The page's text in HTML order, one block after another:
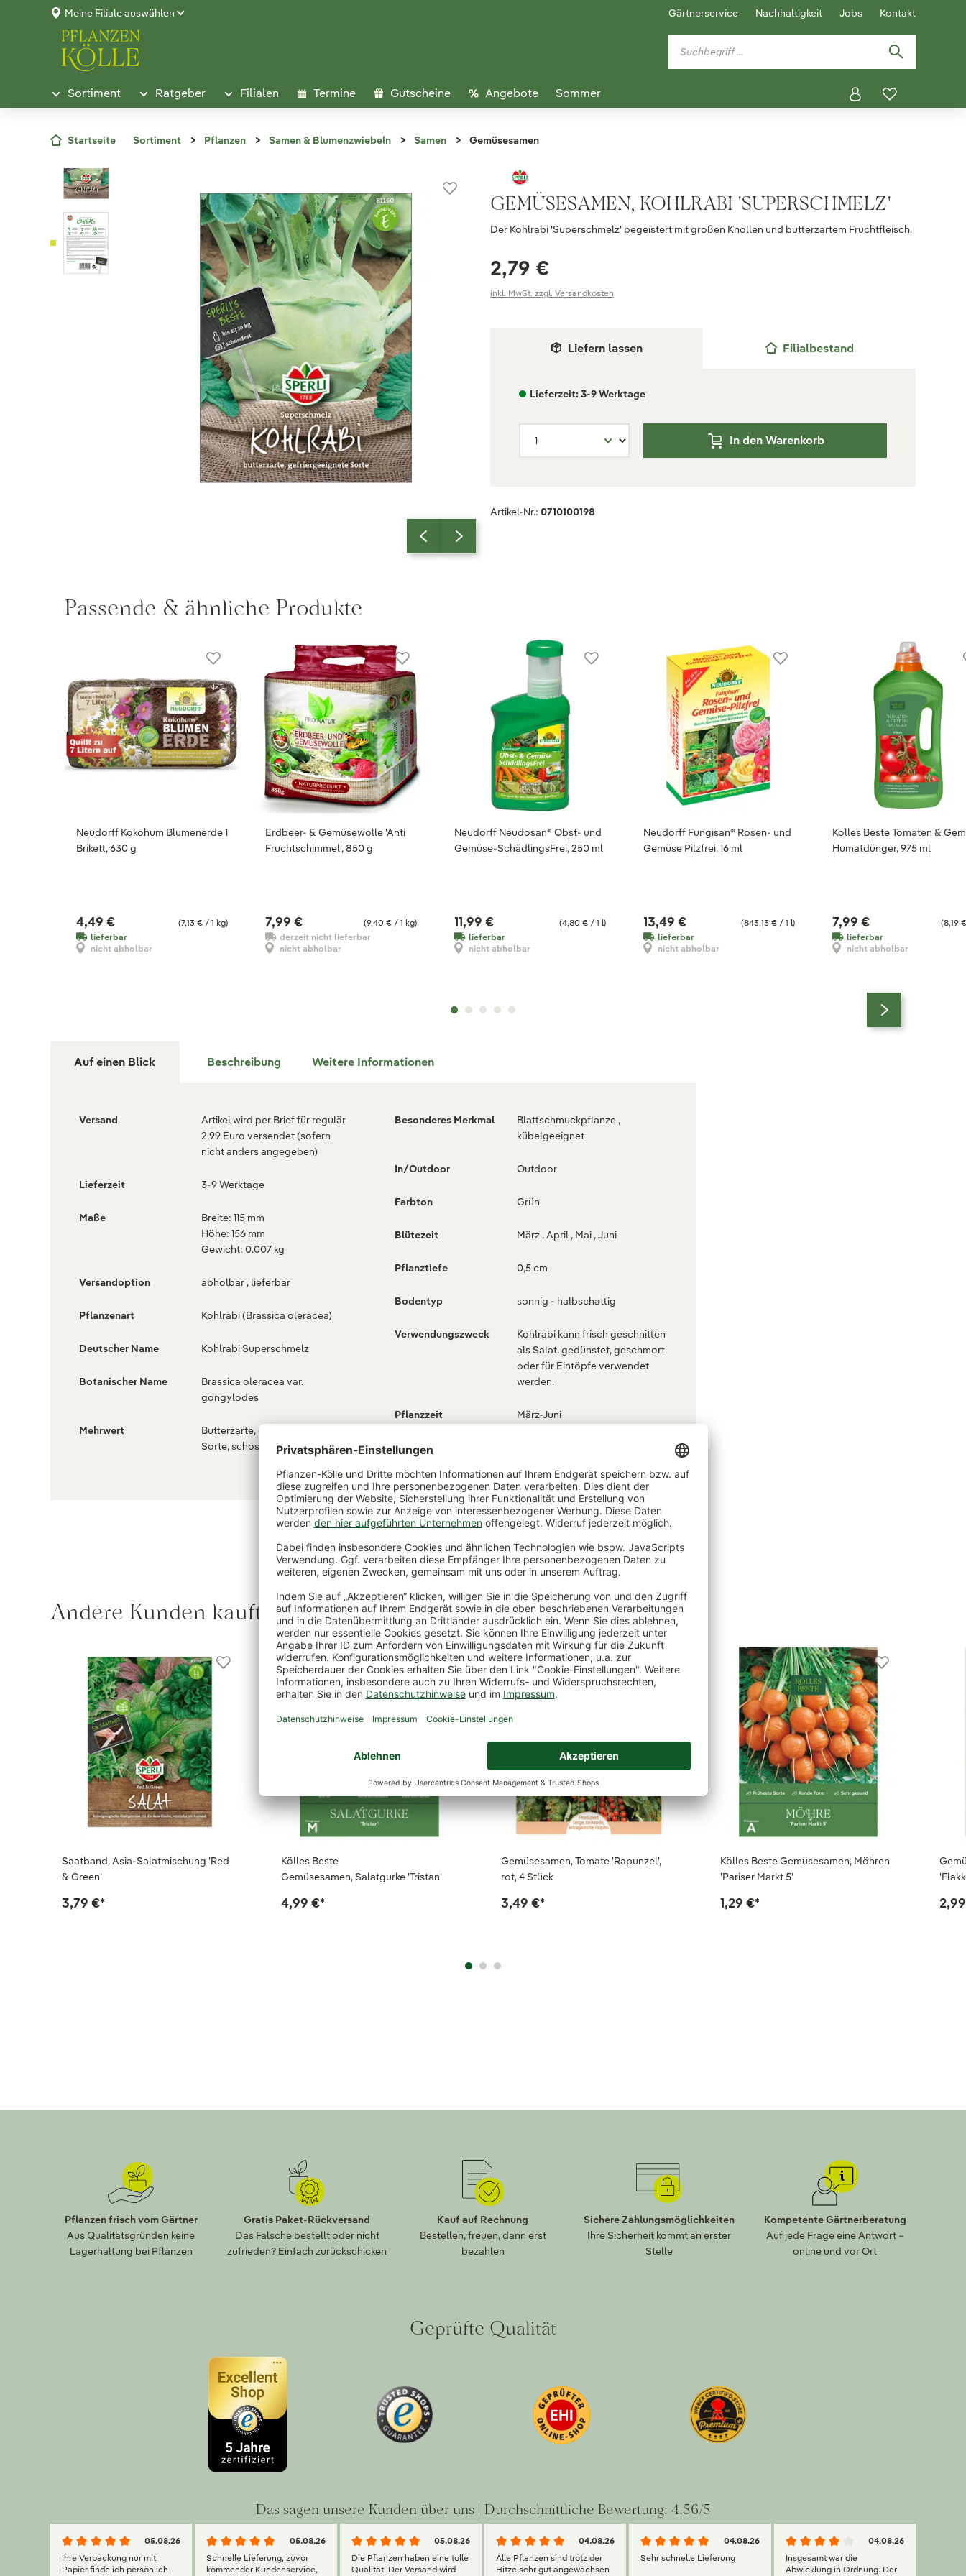
Meine Filiale auswählen Gärtnerservice Nachhaltigkeit Jobs Kontakt
Sortiment Ratgeber Filialen Termine Gutscheine Angebote Sommer
Startseite Sortiment Pflanzen Samen & Blumenzwiebeln Samen Gemüsesamen
GEMÜSESAMEN, KOHLRABI 'SUPERSCHMELZ'
Der Kohlrabi 'Superschmelz' begeistert mit großen Knollen und butterzartem Fruchtfleisch.
2,79 €
inkl. MwSt. zzgl. Versandkosten
Liefern lassen Filialbestand
Lieferzeit: 3-9 Werktage
In den Warenkorb
Artikel-Nr.: 0710100198
Passende & ähnliche Produkte
Neudorff Kokohum Blumenerde 1
Brikett, 630 g
(7,13 € / 1 kg)
4,49 €
lieferbar
nicht abholbar
Erdbeer- & Gemüsewolle 'Anti
Fruchtschimmel', 850 g
(9,40 € / 1 kg)
7,99 €
derzeit nicht lieferbar
nicht abholbar
Neudorff Neudosan® Obst- und
Gemüse-SchädlingsFrei, 250 ml
(4,80 € / 1 l)
11,99 €
lieferbar
nicht abholbar
Neudorff Fungisan® Rosen- und
Gemüse Pilzfrei, 16 ml
(843,13 € / 1 l)
13,49 €
lieferbar
nicht abholbar
Kölles Beste Tomaten &
Humatdünger, 975 ml
(8,19
7,99 €
lieferbar
nicht abholbar
Auf einen Blick Beschreibung Weitere Informationen
Versand
Artikel wird per Brief für regulär
2,99 Euro versendet (sofern
nicht anders angegeben)
Lieferzeit 3-9 Werktage
Maße
Breite: 115 mm
Höhe: 156 mm
Gewicht: 0.007 kg
Versandoption abholbar , lieferbar
Pflanzenart Kohlrabi (Brassica oleracea)
Deutscher Name Kohlrabi Superschmelz
Botanischer Name
Brassica oleracea var.
gongylodes
Mehrwert
Butterzarte, gefriergeeignete
Sorte, schossfest, bis zu 10 kg
Besonderes Merkmal
Blattschmuckpflanze ,
kübelgeeignet
In/Outdoor Outdoor
Farbton Grün
Blütezeit März , April , Mai , Juni
Pflanztiefe 0,5 cm
Bodentyp sonnig - halbschattig
Verwendungszweck
Kohlrabi kann frisch geschnitten
als Salat, gedünstet, geschmort
oder für Eintöpfe verwendet
werden.
Pflanzzeit März-Juni
Erntezeit
Andere Kunden kauften auch
Saatband, Asia-Salatmischung 'Red
& Green'
3,79 €*
Kölles Beste
Gemüsesamen, Salatgurke 'Tristan'
4,99 €*
Gemüsesamen, Tomate 'Rapunzel',
rot, 4 Stück
3,49 €*
Kölles Beste Gemüsesamen, Möhren
'Pariser Markt 5'
1,29 €*
Pflanzen frisch vom Gärtner
Aus Qualitätsgründen keine
Lagerhaltung bei Pflanzen
Gratis Paket-Rückversand
Das Falsche bestellt oder nicht
zufrieden? Einfach zurückschicken
Kauf auf Rechnung
Bestellen, freuen, dann erst
bezahlen
Sichere Zahlungsmöglichkeiten
Ihre Sicherheit kommt an erster
Stelle
Kompetente Gärtnerberatung
Auf jede Frage eine Antwort –
online und vor Ort
Geprüfte Qualität
Das sagen unsere Kunden über uns | Durchschnittliche Bewertung: 4.56/5
05.08.26
Ihre Verpackung nur mit
Papier finde ich persönlich
05.08.26
Schnelle Lieferung, zuvor
kommender Kundenservice,
05.08.26
Die Pflanzen haben eine tolle
Qualität. Der Versand wird
04.08.26
Alle Pflanzen sind trotz der
Hitze sehr gut angewachsen
04.08.26
Sehr schnelle Lieferung
04.08.26
Insgesamt war die
Abwicklung in Ordnung. Der